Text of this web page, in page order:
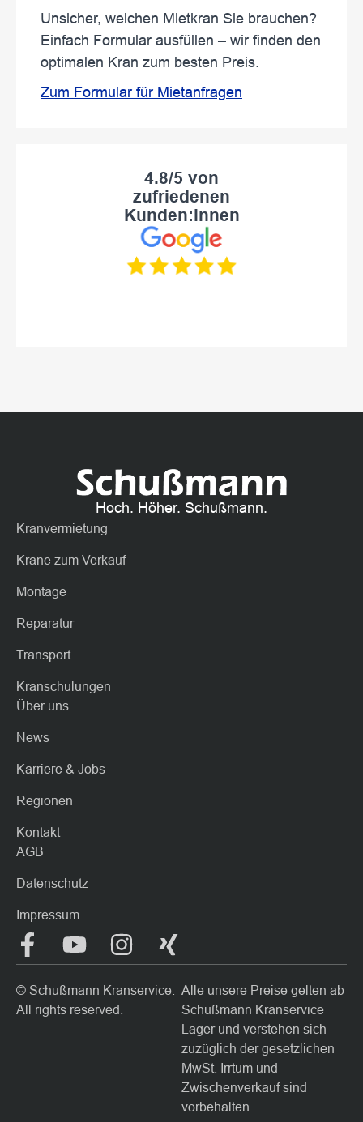
Unsicher, welchen Mietkran Sie brauchen?
Einfach Formular ausfüllen – wir finden den
optimalen Kran zum besten Preis.
Zum Formular für Mietanfragen
4.8/5 von
zufriedenen
Kunden:innen
Hoch. Höher. Schußmann.
Kranvermietung
Krane zum Verkauf
Montage
Reparatur
Transport
Kranschulungen
Über uns
News
Karriere & Jobs
Regionen
Kontakt
AGB
Datenschutz
Impressum
© Schußmann Kranservice.
All rights reserved.
Alle unsere Preise gelten ab
Schußmann Kranservice
Lager und verstehen sich
zuzüglich der gesetzlichen
MwSt. Irrtum und
Zwischenverkauf sind
vorbehalten.